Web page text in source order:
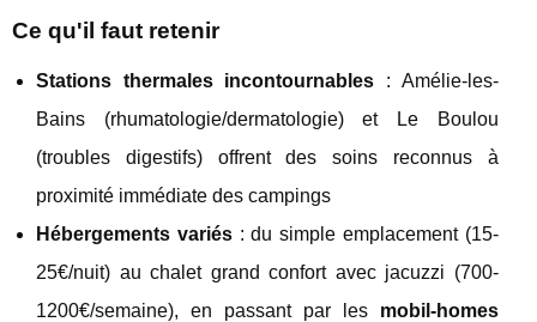
Ce qu'il faut retenir
Stations thermales incontournables : Amélie-les-
Bains (rhumatologie/dermatologie) et Le Boulou
(troubles digestifs) offrent des soins reconnus à
proximité immédiate des campings
Hébergements variés: du simple emplacement (15-
25€/nuit) au chalet grand confort avec jacuzzi (700-
1200€/semaine), en passant par les mobil-homes